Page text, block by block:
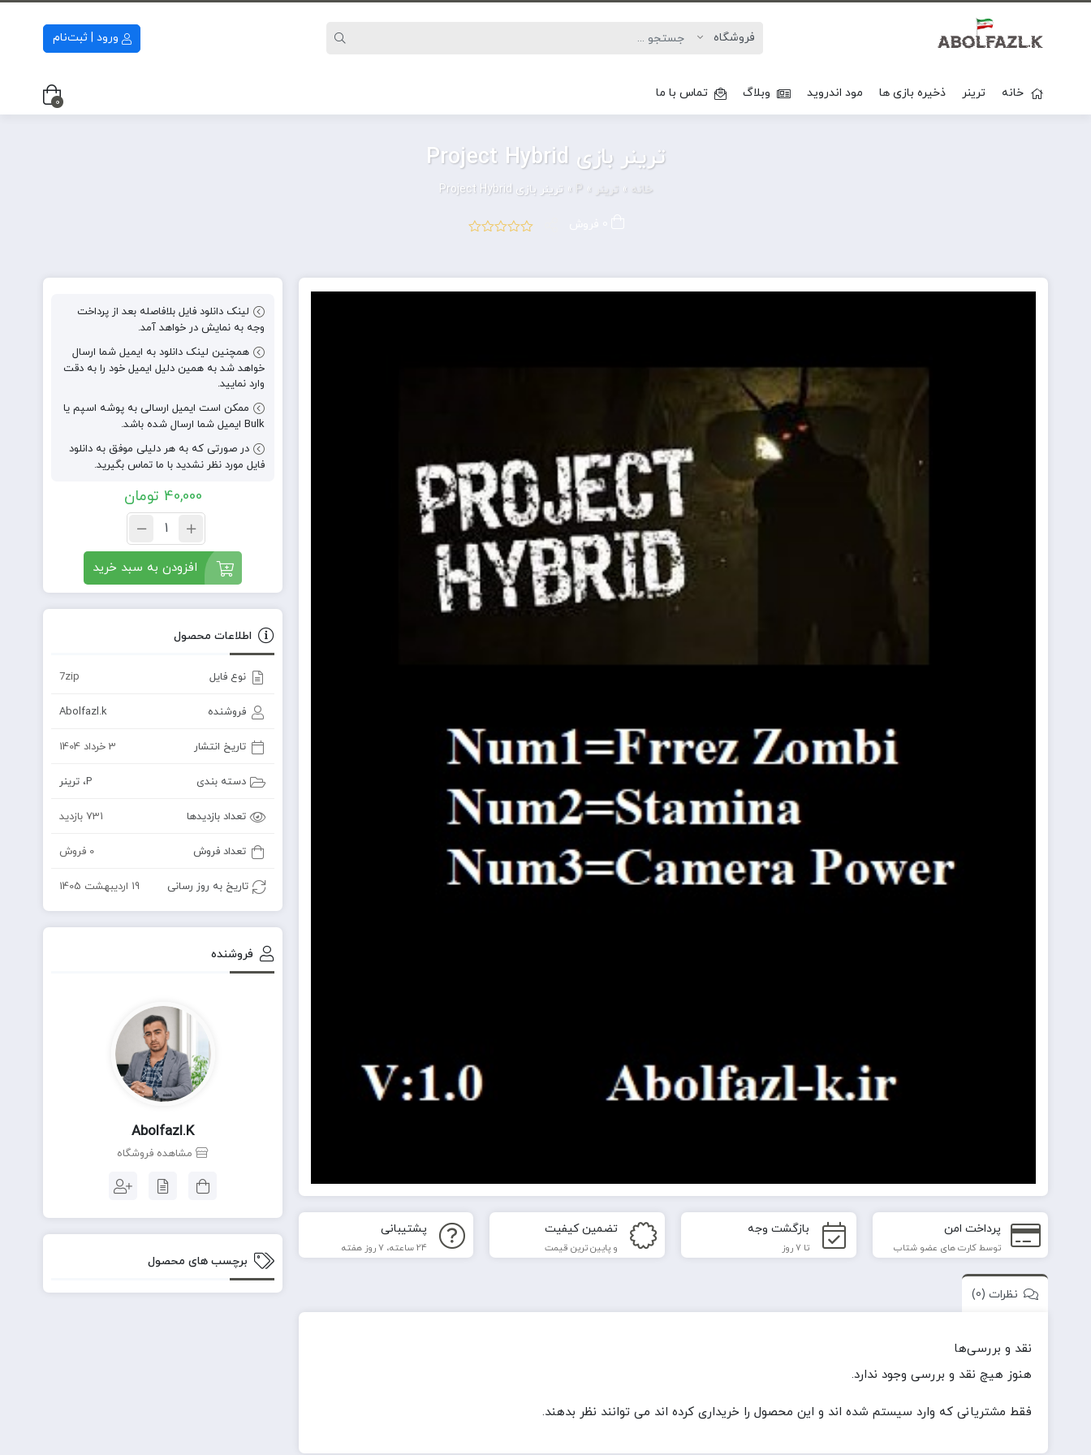
ورود | ثبت‌نام
خانه ترینر ذخیره بازی ها مود اندروید وبلاگ تماس با ما
0
ترینر بازی Project Hybrid
خانه »ترینر »
P
»ترینر بازی Project Hybrid
پرداخت امن
توسط کارت های عضو شتاب
بازگشت وجه
تا 7 روز
تضمین کیفیت
و پایین ترین قیمت
پشتیبانی
24 ساعته، 7 روز هفته
نظرات (0)
نقد و بررسی‌ها
هنوز هیچ نقد و بررسی وجود ندارد.
فقط مشتریانی که وارد سیستم شده اند و این محصول را خریداری کرده اند می توانند نظر بدهند.
لینک دانلود فایل بلافاصله بعد از پرداخت
وجه به نمایش در خواهد آمد.
همچنین لینک دانلود به ایمیل شما ارسال
خواهد شد به همین دلیل ایمیل خود را به دقت
وارد نمایید.
ممکن است ایمیل ارسالی به پوشه اسپم یا
Bulk ایمیل شما ارسال شده باشد.
در صورتی که به هر دلیلی موفق به دانلود
فایل مورد نظر نشدید با ما تماس بگیرید.
40,000 تومان
افزودن به سبد خرید
اطلاعات محصول
نوع فایل 7zip
فروشنده Abolfazl.k
تاریخ انتشار 3 خرداد 1404
دسته بندی P، ترینر
تعداد بازدیدها 731 بازدید
تعداد فروش 0 فروش
تاریخ به روز رسانی 19 اردیبهشت 1405
فروشنده
Abolfazl.k
مشاهده فروشگاه
برچسب های محصول